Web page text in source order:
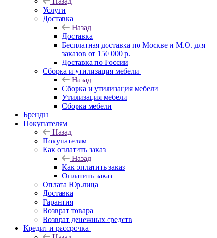
Услуги
Доставка
Назад
Доставка
Бесплатная доставка по Москве и М.О. для
заказов от 150 000 р.
Доставка по России
Сборка и утилизация мебели
Назад
Сборка и утилизация мебели
Утилизация мебели
Сборка мебели
Бренды
Покупателям
Назад
Покупателям
Как оплатить заказ
Назад
Как оплатить заказ
Оплатить заказ
Оплата Юр.лица
Доставка
Гарантия
Возврат товара
Возврат денежных средств
Кредит и рассрочка